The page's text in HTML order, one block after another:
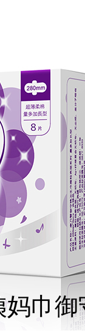
巾